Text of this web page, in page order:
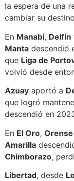
la espera de una
cambiar su
En Manabí, Delfín
Manta descendió
que Liga de
volvió desde
Azuay aportó a
que logró
descendió en
En El Oro, Orense
Amarilla
Chimborazo,
Libertad, desde